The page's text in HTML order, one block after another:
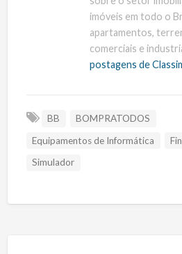
imóveis em todo o
apartamentos,
comerciais e
postagens de
BB
BOMPRATODOS
Equipamentos de Informática
Simulador